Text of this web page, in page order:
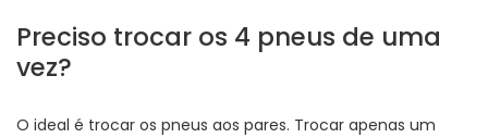
Preciso trocar os 4 pneus de uma
vez?
O ideal é trocar os pneus aos pares. Trocar apenas um